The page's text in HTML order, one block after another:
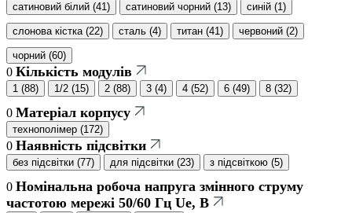
сатиновий білий (41) сатиновий чорний (13) синій (1)
слонова кістка (22) сталь (4) титан (41) червоний (2)
чорний (60)
0 Кількість модулів
1 (88) 1/2 (15) 2 (88) 3 (4) 4 (52) 6 (49) 8 (32)
0 Матеріал корпусу
технополімер (172)
0 Наявність підсвітки
без підсвітки (77) для підсвітки (23) з підсвіткою (5)
0 Номінальна робоча напруга змінного струму
частотою мережі 50/60 Гц Ue, В